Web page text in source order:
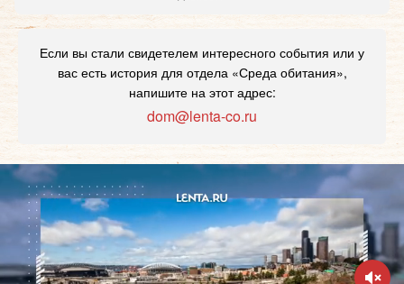
Если вы стали свидетелем интересного события или у
вас есть история для отдела «Среда обитания»,
напишите на этот адрес:
dom@lenta-co.ru